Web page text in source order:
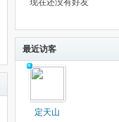
现在还没有好友
最近访客
定天山